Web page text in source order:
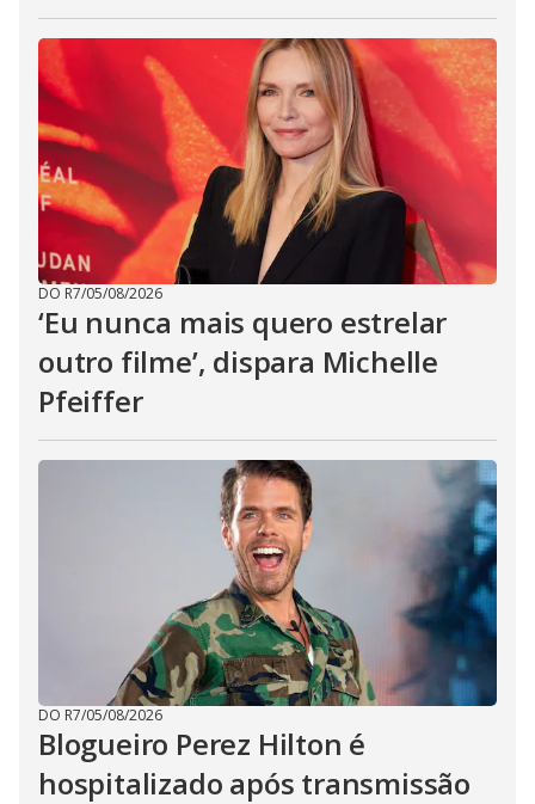
DO R7/05/08/2026
‘Eu nunca mais quero estrelar
outro filme’, dispara Michelle
Pfeiffer
DO R7/05/08/2026
Blogueiro Perez Hilton é
hospitalizado após transmissão